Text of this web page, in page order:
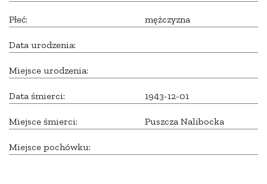
Płeć: mężczyzna
Data urodzenia:
Miejsce urodzenia:
Data śmierci: 1943-12-01
Miejsce śmierci: Puszcza Nalibocka
Miejsce pochówku: